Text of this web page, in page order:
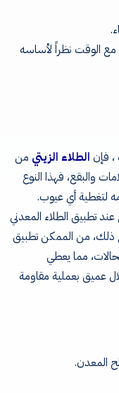
الوقت نظراً لأساسه
، فإن الطلاء الزيتي من
والبقع، فهذا النوع
لتغطية أي عيوب.
تطبيق الطلاء المعدني
ذلك، من الممكن تطبيق
مما يعطي
عميق بعملية مقاومة
المعدن.